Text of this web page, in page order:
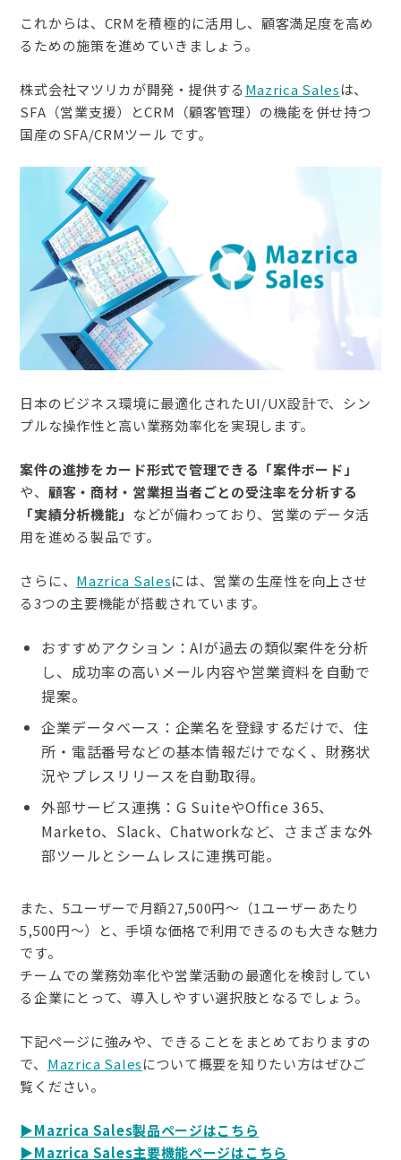
これからは、CRMを積極的に活用し、顧客満足度を高め
るための施策を進めていきましょう。
株式会社マツリカが開発・ 提供する Mazrica Salesは、
SFA（営業支援）とCRM（顧客管理）の機能を併せ持つ
国産のSFA/CRMツール です。
日本のビジネス環境に最適化されたUI/UX設計で、シン
プルな操作性と高い業務効率化を実現します。
案件の進捗をカード形式で管理できる「案件ボード」
や、 顧客・商材・営業担当者ごとの受注率を分析する
「実績分析機能」 などが備わっており、営業のデータ活
用を進める製品です。
さらに、 Mazrica Salesには、営業の生産性を向上させ
る3つの主要機能が搭載されています。
おすすめアクション：AIが過去の類似案件を分析
し、成功率の高いメール内容や営業資料を自動で
提案。
企業データベース：企業名を登録するだけで、住
所・電話番号などの基本情報だけでなく、財務状
況やプレスリリースを自動取得。
外部サービス連携：G SuiteやOffice 365、
Marketo、Slack、Chatworkなど、さまざまな外
部ツールとシームレスに連携可能。
また、5ユーザーで月額27,500円～（1ユーザーあたり
5,500円～）と、手頃な価格で利用できるのも大きな魅力
です。
チームでの業務効率化や営業活動の最適化を検討してい
る企業にとって、導入しやすい選択肢となるでしょう。
下記ページに強みや、できることをまとめておりますの
で、 Mazrica Salesについて概要を知りたい方はぜひご
覧ください。
▶︎Mazrica Sales製品ページはこちら
▶︎Mazrica Sales主要機能ページはこちら